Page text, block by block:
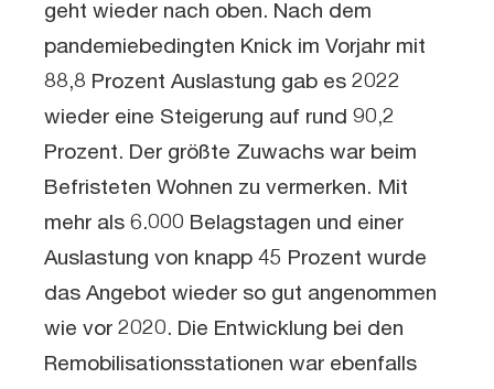
geht wieder nach oben. Nach dem
pandemiebedingten Knick im Vorjahr mit
88,8 Prozent Auslastung gab es 2022
wieder eine Steigerung auf rund 90,2
Prozent. Der größte Zuwachs war beim
Befristeten Wohnen zu vermerken. Mit
mehr als 6.000 Belagstagen und einer
Auslastung von knapp 45 Prozent wurde
das Angebot wieder so gut angenommen
wie vor 2020. Die Entwicklung bei den
Remobilisationsstationen war ebenfalls